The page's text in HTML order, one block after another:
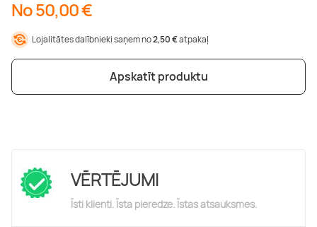
No 50,00 €
Lojalitātes dalībnieki saņem no2,50 €atpakaļ
Apskatīt produktu
VĒRTĒJUMI
Īsti klienti. Īsta pieredze. Īstas atsauksmes.